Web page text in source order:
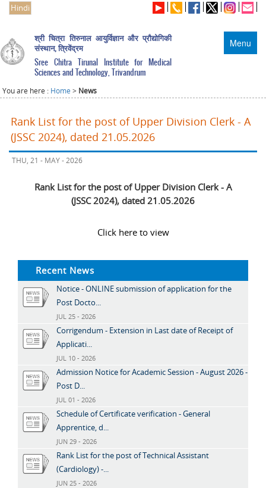
Hindi
Menu
श्री चित्रा तिरुनाल आयुर्विज्ञान और प्रौद्योगिकी
संस्थान, त्रिवेंद्रम
Sree Chitra Tirunal Institute for Medical
Sciences and Technology, Trivandrum
You are here : Home > News
Rank List for the post of Upper Division Clerk - A
(JSSC 2024), dated 21.05.2026
THU, 21 - MAY - 2026
Rank List for the post of Upper Division Clerk - A
(JSSC 2024), dated 21.05.2026
Click here to view
Recent News
Notice - ONLINE submission of application for the
Post Docto...
JUL 25 - 2026
Corrigendum - Extension in Last date of Receipt of
Applicati...
JUL 10 - 2026
Admission Notice for Academic Session - August 2026 -
Post D...
JUL 01 - 2026
Schedule of Certificate verification - General
Apprentice, d...
JUN 29 - 2026
Rank List for the post of Technical Assistant
(Cardiology) -...
JUN 25 - 2026